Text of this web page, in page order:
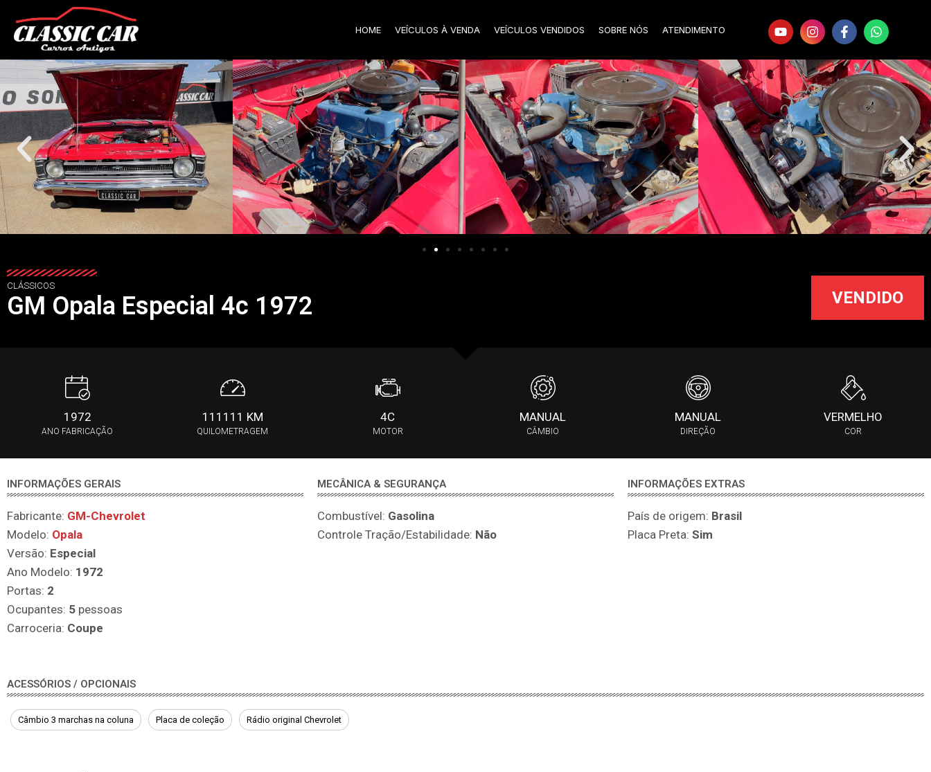
HOME VEÍCULOS À VENDA VEÍCULOS VENDIDOS SOBRE NÓS ATENDIMENTO
CLÁSSICOS
GM Opala Especial 4c 1972 VENDIDO
1972
ANO FABRICAÇÃO
111111 KM
QUILOMETRAGEM
4C
MOTOR
MANUAL
CÂMBIO
MANUAL
DIREÇÃO
VERMELHO
COR
INFORMAÇÕES GERAIS
Fabricante: GM-Chevrolet
Modelo: Opala
Versão: Especial
Ano Modelo: 1972
Portas: 2
Ocupantes: 5 pessoas
Carroceria: Coupe
MECÂNICA & SEGURANÇA
Combustível: Gasolina
Controle Tração/Estabilidade: Não
INFORMAÇÕES EXTRAS
País de origem: Brasil
Placa Preta: Sim
ACESSÓRIOS / OPCIONAIS
Câmbio 3 marchas na coluna Placa de coleção Rádio original Chevrolet